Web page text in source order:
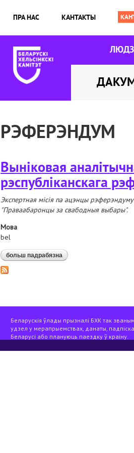
ПРА НАС КАНТАКТЫ
РЭФЕРЭНДУМ
Выніковая
рэспубліканскага
Экспертная місія па ацэнцы
"Праваабаронцы за свабодныя выбары".
Мова
bel
больш падрабязна аб выніковая
Беларускія ўлады прызналі БХК так
удзел у мерапрыемствах, данаты,
Беларусі або плануюць паездку ў краіну.